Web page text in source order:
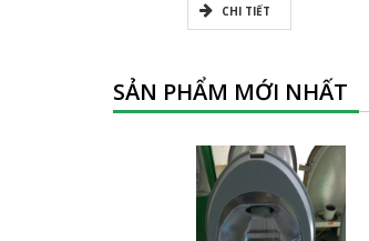
CHI TIẾT
SẢN PHẨM MỚI NHẤT